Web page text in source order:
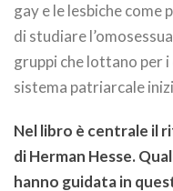
gay e le lesbiche come
di studiare
gruppi che lottano per
sistema patriarcale
Nel libro è centrale il
di Herman Hesse.
hanno guidata in